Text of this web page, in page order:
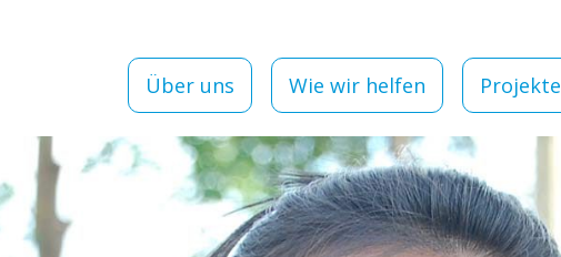
Über uns Wie wir helfen Projekte